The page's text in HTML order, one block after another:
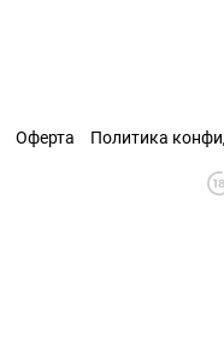
Оферта Политика